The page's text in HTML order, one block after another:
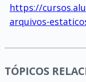
https://
arquivos-
TÓPICOS